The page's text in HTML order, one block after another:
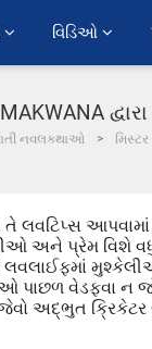
વિડિઓ
દ્વારા
નવલકથાઓ
તે લવટિપ્સ
અને પ્રેમ વિશે
લવલાઈફમાં
પાછળ વેડફવા ન
અદ્ભુત